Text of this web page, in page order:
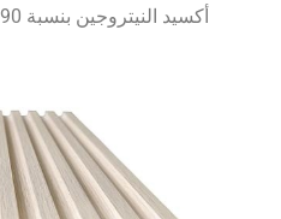
أكسيد النيتروجين بنسبة 90٪.